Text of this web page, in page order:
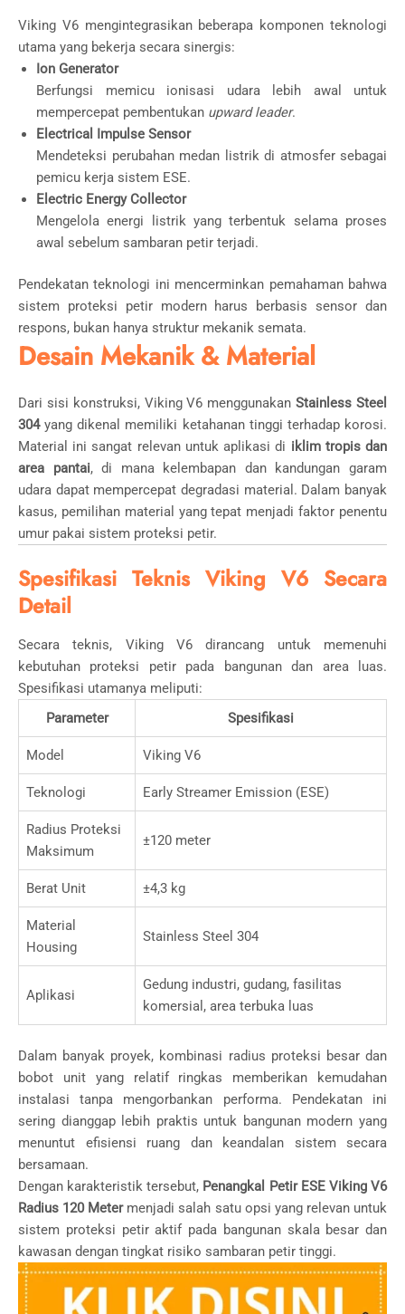
Viking V6 mengintegrasikan beberapa komponen teknologi
utama yang bekerja secara sinergis:
Ion Generator
Berfungsi memicu ionisasi udara lebih awal untuk
mempercepat pembentukan upward leader.
Electrical Impulse Sensor
Mendeteksi perubahan medan listrik di atmosfer sebagai
pemicu kerja sistem ESE.
Electric Energy Collector
Mengelola energi listrik yang terbentuk selama proses
awal sebelum sambaran petir terjadi.
Pendekatan teknologi ini mencerminkan pemahaman bahwa
sistem proteksi petir modern harus berbasis sensor dan
respons, bukan hanya struktur mekanik semata.
Desain Mekanik & Material
Dari sisi konstruksi, Viking V6 menggunakanStainless Steel
304yang dikenal memiliki ketahanan tinggi terhadap korosi.
Material ini sangat relevan untuk aplikasi di iklim tropis dan
area pantai, di mana kelembapan dan kandungan garam
udara dapat mempercepat degradasi material. Dalam banyak
kasus, pemilihan material yang tepat menjadi faktor penentu
umur pakai sistem proteksi petir.
Spesifikasi Teknis Viking V6 Secara
Detail
Secara teknis, Viking V6 dirancang untuk memenuhi
kebutuhan proteksi petir pada bangunan dan area luas.
Spesifikasi utamanya meliputi:
Parameter
Spesifikasi
Model Viking V6
Teknologi Early Streamer Emission (ESE)
Radius Proteksi
Maksimum
±120 meter
Berat Unit ±4,3 kg
Material
Housing
Stainless Steel 304
Aplikasi
Gedung industri, gudang, fasilitas
komersial, area terbuka luas
Dalam banyak proyek, kombinasi radius proteksi besar dan
bobot unit yang relatif ringkas memberikan kemudahan
instalasi tanpa mengorbankan performa. Pendekatan ini
sering dianggap lebih praktis untuk bangunan modern yang
menuntut efisiensi ruang dan keandalan sistem secara
bersamaan.
Dengan karakteristik tersebut, Penangkal Petir ESE Viking V6
Radius 120 Metermenjadi salah satu opsi yang relevan untuk
sistem proteksi petir aktif pada bangunan skala besar dan
kawasan dengan tingkat risiko sambaran petir tinggi.